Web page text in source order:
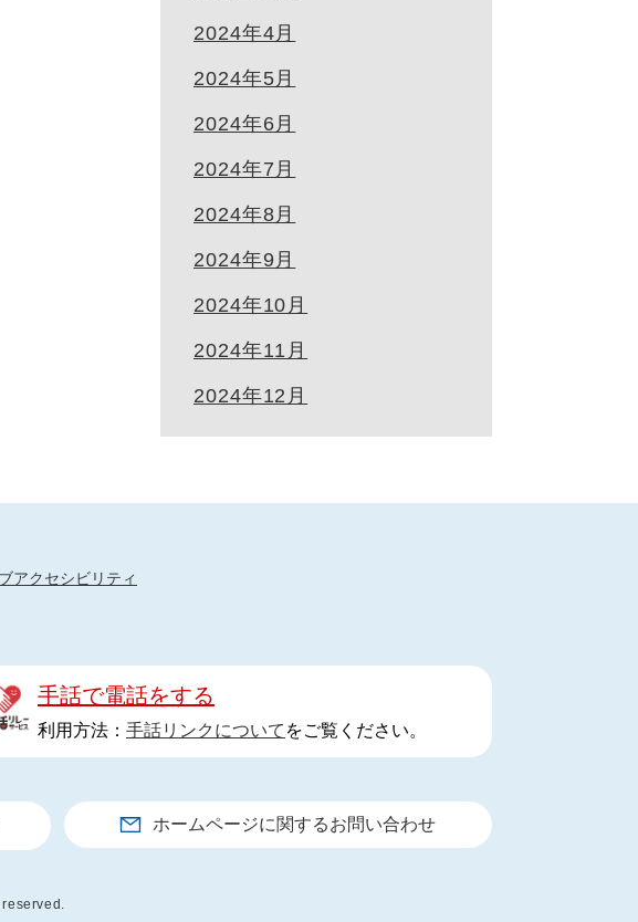
2024年4月
2024年5月
2024年6月
2024年7月
2024年8月
2024年9月
2024年10月
2024年11月
2024年12月
アクセシビリティ
手話で電話をする
利用方法： 手話リンクについて をご覧ください。
ホームページに関するお問い合わせ